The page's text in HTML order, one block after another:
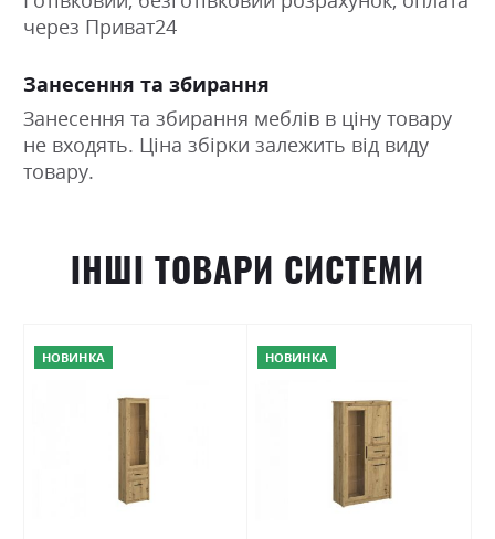
через Приват24
Занесення та збирання
Занесення та збирання меблів в ціну товару
не входять. Ціна збірки залежить від виду
товару.
ІНШІ ТОВАРИ СИСТЕМИ
НОВИНКА НОВИНКА